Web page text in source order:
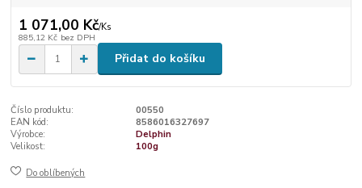
1 071,00 Kč/Ks
885,12 Kč bez DPH
Přidat do košíku
Číslo produktu:
00550
EAN kód:
8586016327697
Výrobce:
Delphin
Velikost:
100g
Do oblíbených